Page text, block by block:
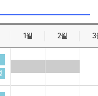
1월 2월 3